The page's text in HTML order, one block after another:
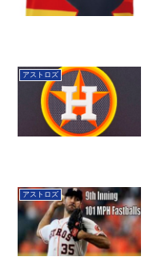
アストロズ
アストロズ